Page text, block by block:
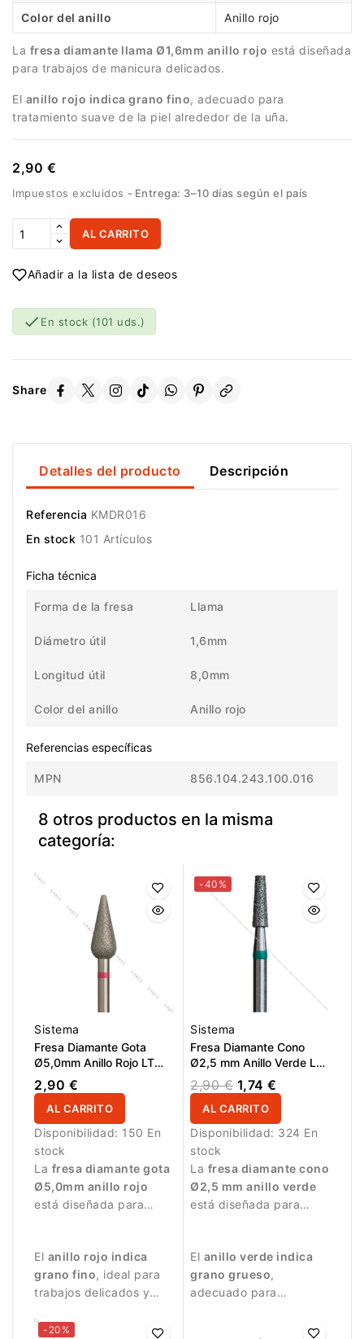
Color del anillo Anillo rojo
La fresa diamante llama Ø1,6mm anillo rojo está diseñada
para trabajos de manicura delicados.
El anillo rojo indica grano fino, adecuado para
tratamiento suave de la piel alrededor de la uña.
2,90 €
Impuestos excluidos Entrega: 3–10 días según el país
AL CARRITO
Añadir a la lista de deseos
 En stock (101 uds.)
Share
Detalles del producto Descripción
Referencia KMDR016
En stock 101 Artículos
Ficha técnica
Forma de la fresa Llama
Diámetro útil 1,6mm
Longitud útil 8,0mm
Color del anillo Anillo rojo
Referencias específicas
MPN 856.104.243.100.016
8 otros productos en la misma
categoría:
Sistema
Fresa Diamante Gota
Ø5,0mm Anillo Rojo LT
12,0mm
2,90 €
AL CARRITO
Disponibilidad: 150 En
stock
La fresa diamante gota
Ø5,0mm anillo rojo
está diseñada para
El anillo rojo indica
grano fino, ideal para
trabajos delicados y
superficie de la uña.
-40%
Sistema
Fresa Diamante Cono
Ø2,5 mm Anillo Verde LT
8,0 mm
2,90 € 1,74 €
AL CARRITO
Disponibilidad: 324 En
stock
La fresa diamante cono
Ø2,5 mm anillo verde
está diseñada para
El anillo verde indica
grano grueso,
adecuado para
-20%